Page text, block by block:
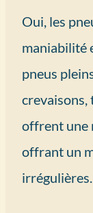
Oui, les
maniabilité
pneus
crevaisons,
offrent une
offrant un
irrégulières.